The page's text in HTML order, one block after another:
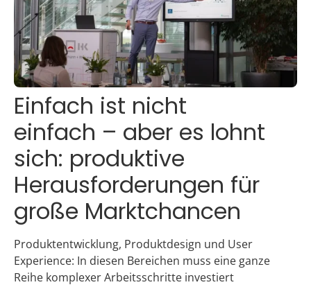
Einfach ist nicht
einfach – aber es lohnt
sich: produktive
Herausforderungen für
große Marktchancen
Produktentwicklung, Produktdesign und User
Experience: In diesen Bereichen muss eine ganze
Reihe komplexer Arbeitsschritte investiert